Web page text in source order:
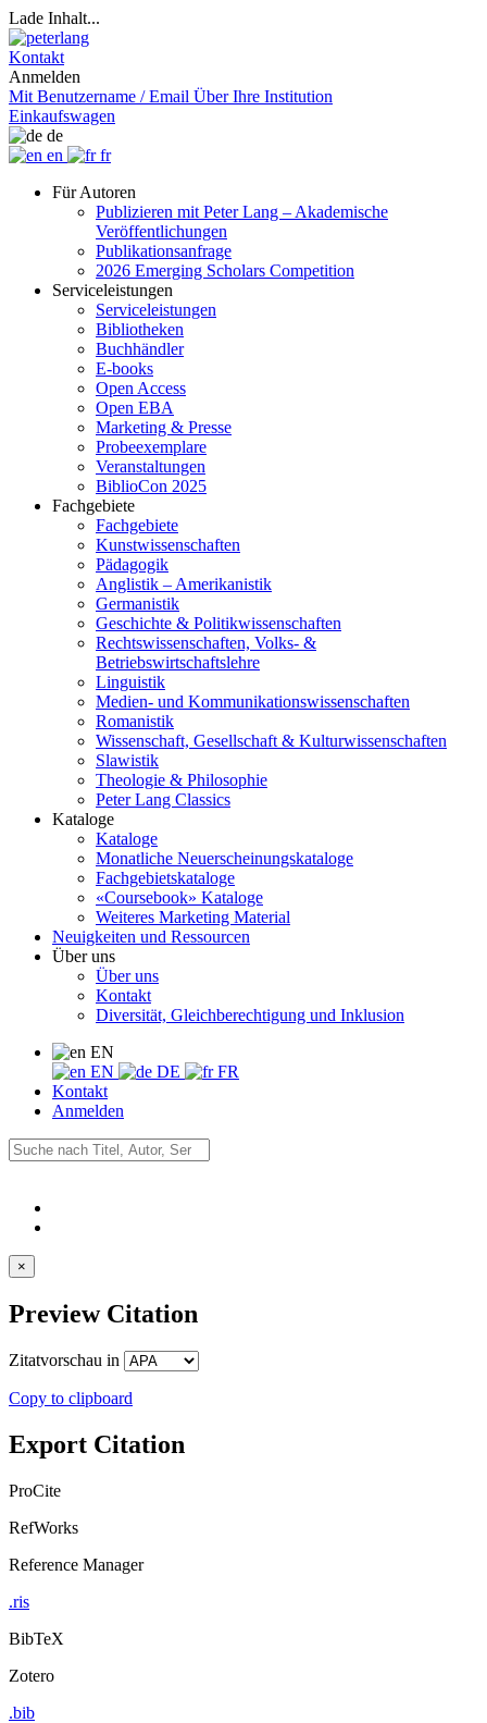
Lade Inhalt...
Kontakt
Anmelden
Mit Benutzername / Email Über Ihre Institution
Einkaufswagen
de
en
fr
Für Autoren
Publizieren mit Peter Lang – Akademische
Veröffentlichungen
Publikationsanfrage
2026 Emerging Scholars Competition
Serviceleistungen
Serviceleistungen
Bibliotheken
Buchhändler
E-books
Open Access
Open EBA
Marketing & Presse
Probeexemplare
Veranstaltungen
BiblioCon 2025
Fachgebiete
Fachgebiete
Kunstwissenschaften
Pädagogik
Anglistik – Amerikanistik
Germanistik
Geschichte & Politikwissenschaften
Rechtswissenschaften, Volks- &
Betriebswirtschaftslehre
Linguistik
Medien- und Kommunikationswissenschaften
Romanistik
Wissenschaft, Gesellschaft & Kulturwissenschaften
Slawistik
Theologie & Philosophie
Peter Lang Classics
Kataloge
Kataloge
Monatliche Neuerscheinungskataloge
Fachgebietskataloge
«Coursebook» Kataloge
Weiteres Marketing Material
Neuigkeiten und Ressourcen
Über uns
Über uns
Kontakt
Diversität, Gleichberechtigung und Inklusion
EN
EN
DE
FR
Kontakt
Anmelden
×
Preview Citation
Zitatvorschau in
Copy to clipboard
Export Citation
ProCite
RefWorks
Reference Manager
.ris
BibTeX
Zotero
.bib